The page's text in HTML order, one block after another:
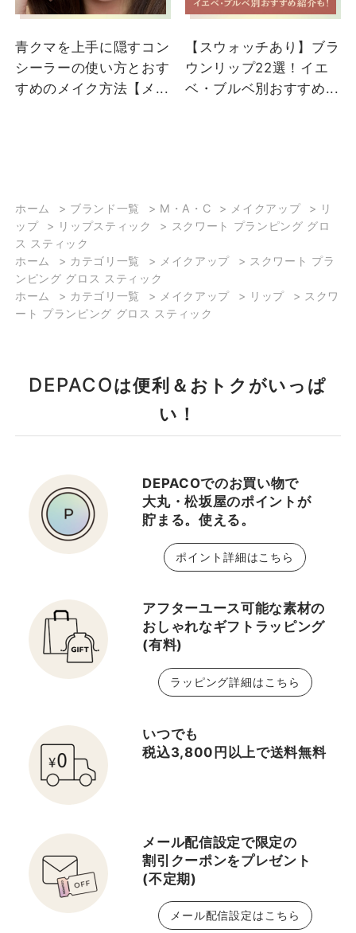
MACスタッフが仕事でも
るリップグロスをご紹介
します！ ★スクワートプ
ランピング グロスステ
防ぎ保湿されるのでお出
掛けの際のお直しとして
持ち運びにもとてもおす
すめです☺️ 繰り出し式ス
ティックタイプのグロス
なのででササっと手軽に
使用ください。 カラーは
全10色で、どれも透け感
心地でリフレッシュした
い時にもおすすめです！
単体でナチュラルなリッ
プも素敵ですし、お手持
みてください‼︎🌈
青クマを上手に隠すコン
シーラーの使い方とおす
すめのメイク方法【メ...
【スウォッチあり】ブラ
ウンリップ22選！イエ
ベ・ブルベ別おすすめ...
ホーム > ブランド一覧 > M・A・C > メイクアップ > リ
ップ
> リップスティック > スクワート プランピング グロ
ス スティック
ホーム
> カテゴリ一覧 > メイクアップ > スクワート プラ
ンピング グロス スティック
ホーム
> カテゴリ一覧 > メイクアップ > リップ > スクワ
ート プランピング グロス スティック
DEPACOは便利＆おトクがいっぱ
い！
DEPACOでのお買い物で
大丸・松坂屋のポイントが
貯まる。使える。
ポイント詳細はこちら
アフターユース可能な素材の
おしゃれなギフトラッピング
(有料)
ラッピング詳細はこちら
いつでも
税込3,800円以上で送料無料
メール配信設定で限定の
割引クーポンをプレゼント
(不定期)
メール配信設定はこちら